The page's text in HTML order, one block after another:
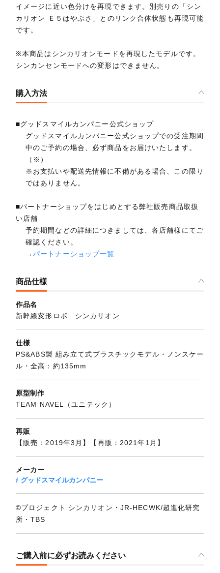
イメージに近い色分けを再現できます。別売りの「シン
カリオン Ｅ５はやぶさ」とのリンク合体状態も再現可能
です。
※本商品はシンカリオンモードを再現したモデルです。
シンカンセンモードへの変形はできません。
購入方法
■グッドスマイルカンパニー公式ショップ
グッドスマイルカンパニー公式ショップでの受注期間
中のご予約の場合、必ず商品をお届けいたします。
（※）
※お支払いや配送先情報に不備がある場合、この限り
ではありません。
■パートナーショップをはじめとする弊社販売商品取扱
い店舗
予約期間などの詳細につきましては、各店舗様にてご
確認ください。
→パートナーショップ一覧
商品仕様
作品名
新幹線変形ロボ シンカリオン
仕様
PS&ABS製 組み立て式プラスチックモデル・ノンスケー
ル・全高：約135mm
原型制作
TEAM NAVEL（ユニテック）
再販
【販売：2019年3月】【再販：2021年1月】
メーカー
グッドスマイルカンパニー
©プロジェクト シンカリオン・JR-HECWK/超進化研究
所・TBS
ご購入前に必ずお読みください